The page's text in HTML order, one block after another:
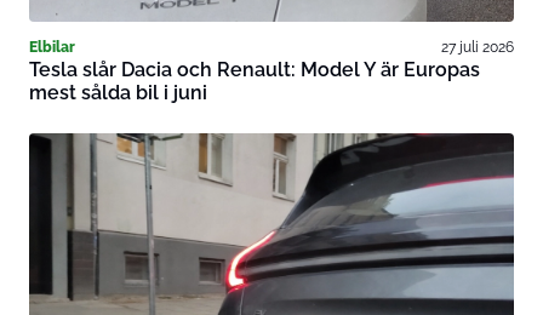
Elbilar 27 juli 2026
Tesla slår Dacia och Renault: Model Y är Europas
mest sålda bil i juni